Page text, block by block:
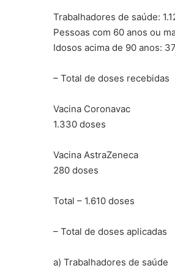
Trabalhadores de saúde:
Pessoas com 60 anos ou
Idosos acima de 90 anos:
– Total de doses recebidas
Vacina Coronavac
1.330 doses
Vacina AstraZeneca
280 doses
Total – 1.610 doses
– Total de doses aplicadas
a) Trabalhadores de saúde